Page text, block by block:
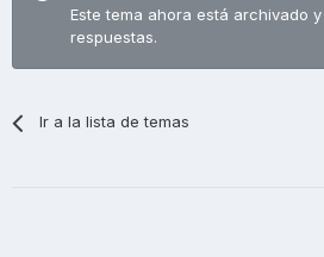
Este tema ahora está archivado
respuestas.
Ir a la lista de temas